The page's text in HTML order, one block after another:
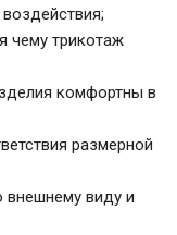
чему трикотаж
комфортны в
размерной
внешнему виду и